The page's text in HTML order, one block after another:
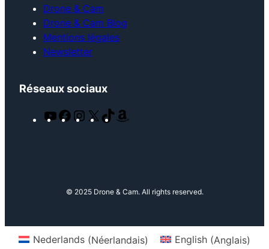
Drone & Cam
Drone & Cam Blog
Mentions légales
Newsletter
Réseaux sociaux
Y
F
o
g
m
X
T
k
© 2025 Drone & Cam. All rights reserved.
Nederlands (Néerlandais) English (Anglais)